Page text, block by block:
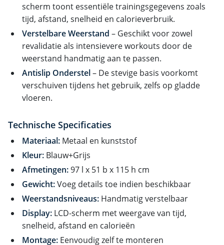
scherm toont essentiële trainingsgegevens zoals
tijd, afstand, snelheid en calorieverbruik.
Verstelbare Weerstand – Geschikt voor zowel
revalidatie als intensievere workouts door de
weerstand handmatig aan te passen.
Antislip Onderstel– De stevige basis voorkomt
verschuiven tijdens het gebruik, zelfs op gladde
vloeren.
Technische Specificaties
Materiaal: Metaal en kunststof
Kleur: Blauw+Grijs
Afmetingen:97 l x 51 b x 115 h cm
Gewicht:Voeg details toe indien beschikbaar
Weerstandsniveaus: Handmatig verstelbaar
Display: LCD-scherm met weergave van tijd,
snelheid, afstand en calorieën
Montage: Eenvoudig zelf te monteren